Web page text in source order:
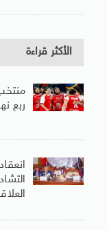
الأكثر قراءة
ربع